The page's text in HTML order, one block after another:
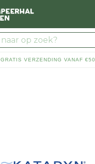
GRATIS VERZENDING VANAF €50